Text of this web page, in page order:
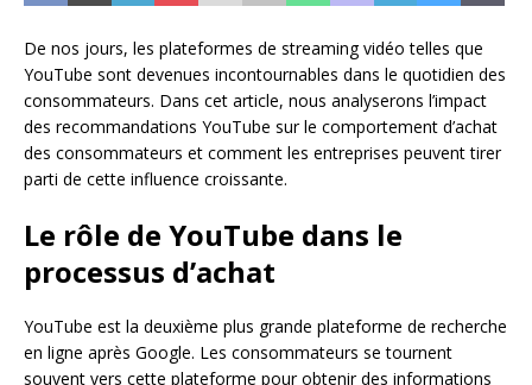
De nos jours, les plateformes de streaming vidéo telles que
YouTube sont devenues incontournables dans le quotidien des
consommateurs. Dans cet article, nous analyserons l’impact
des recommandations YouTube sur le comportement d’achat
des consommateurs et comment les entreprises peuvent tirer
parti de cette influence croissante.
Le rôle de YouTube dans le
processus d’achat
YouTube est la deuxième plus grande plateforme de recherche
en ligne après Google. Les consommateurs se tournent
souvent vers cette plateforme pour obtenir des informations